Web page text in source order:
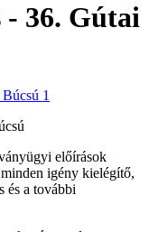
36. Gútai
előírások
igény kielégítő,
és a további